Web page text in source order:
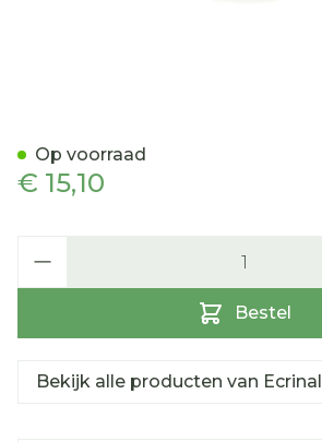
€ 15,10
Bestel
Op voorraad
Bekijk alle producten van Ecrinal